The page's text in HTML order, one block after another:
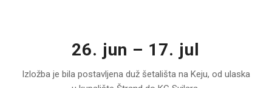
26. jun – 17. jul
Izložba je bila postavljena duž šetališta na Keju, od ulaska